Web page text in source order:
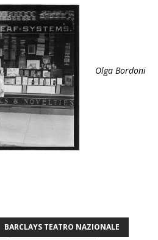
Olga Bordoni
BARCLAYS TEATRO NAZIONALE